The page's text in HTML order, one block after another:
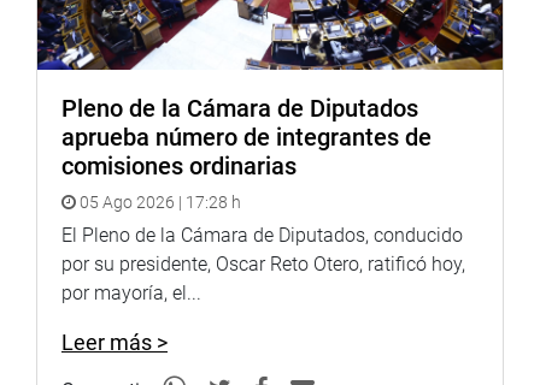
dejando.
Señaló que el programa educativo Aprendo en Casa es
diferentes zonas del país
Para acortar la brecha digital, informó que el tema está
vinculado a la entrega de tablets y señaló que en la
gestión pasadas fue adquirido un lote de un millón 56 mil
400, unidades que ya han sido derivadas a sus destinos
en las distintas regiones del Perú.
conectividad se debe contar con 141 especialistas
Pleno de la Cámara de Diputados
aprueba número de integrantes de
comisiones ordinarias
05 Ago 2026 | 17:28 h
El Pleno de la Cámara de Diputados, conducido
por su presidente, Oscar Reto Otero, ratificó hoy,
por mayoría, el...
Leer más >